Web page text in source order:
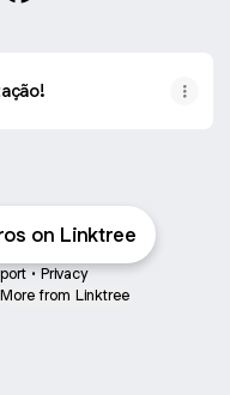
on Linktree
• Privacy
More from Linktree